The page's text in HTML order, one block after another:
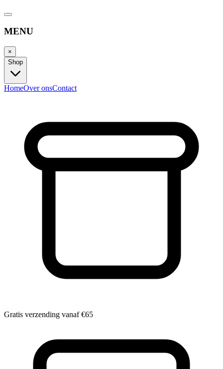
MENU
×
Shop
HomeOver onsContact
Gratis verzending vanaf€65